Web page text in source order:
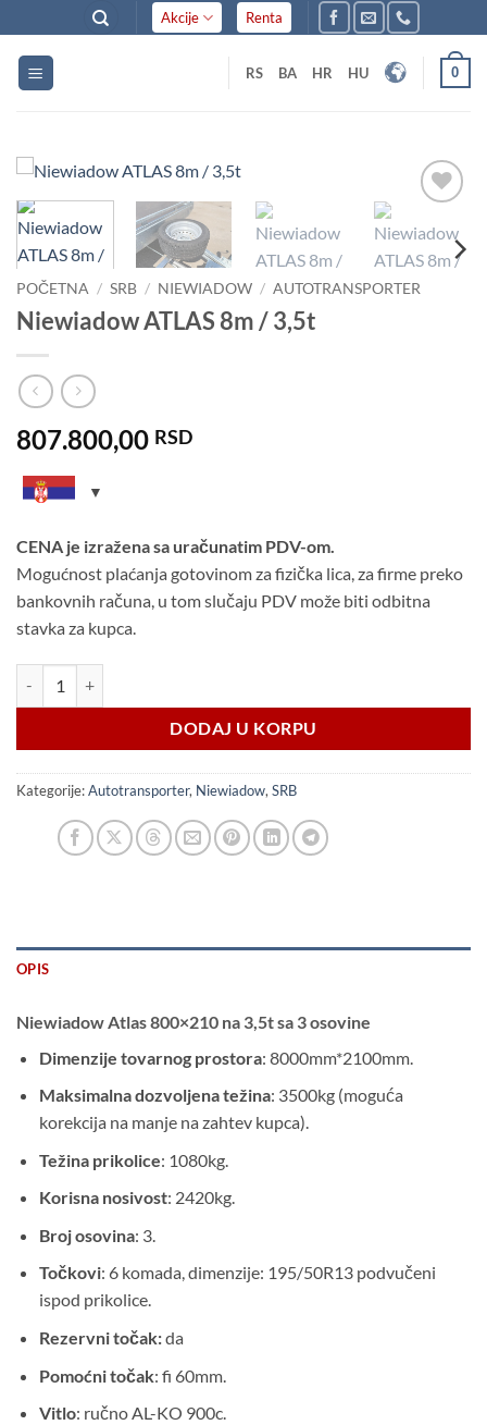
to
content
Akcije Renta
RS BA HR HU 0
u listu
želja
POČETNA / SRB / NIEWIADOW / AUTOTRANSPORTER
Niewiadow ATLAS 8m / 3,5t
807.800,00 RSD
CENA je izražena sa uračunatim PDV-om.
Mogućnost plaćanja gotovinom za fizička lica, za firme preko
bankovnih računa, u tom slučaju PDV može biti odbitna
stavka za kupca.
DODAJ U KORPU
Kategorije:Autotransporter, Niewiadow, SRB
OPIS
Niewiadow Atlas 800×210 na 3,5tsa 3 osovine
Dimenzije tovarnog prostora: 8000mm*2100mm.
Maksimalna dozvoljena težina: 3500kg (moguća
korekcija na manje na zahtev kupca).
Težina prikolice: 1080kg.
Korisna nosivost: 2420kg.
Broj osovina: 3.
Točkovi: 6 komada, dimenzije: 195/50R13 podvučeni
ispod prikolice.
Rezervni točak:da
Pomoćni točak: fi 60mm.
Vitlo: ručno AL-KO 900c.